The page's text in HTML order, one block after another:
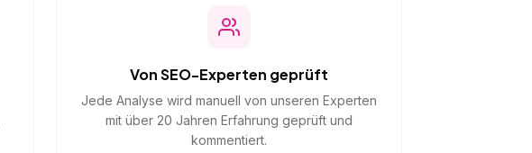
Von SEO-Experten geprüft
Jede Analyse wird manuell von unseren Experten
mit über 20 Jahren Erfahrung geprüft und
kommentiert.